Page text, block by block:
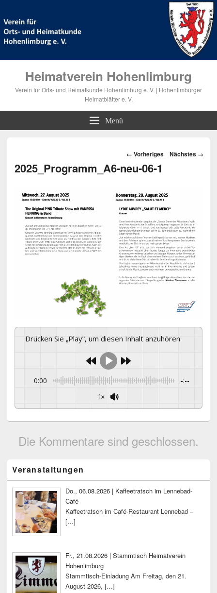
Heimatverein Hohenlimburg
Verein für Orts- und Heimatkunde Hohenlimburg e. V. | Hohenlimburger
Heimatblätter e. V.
Menü
Bilder-
Navigation
← Vorheriges Nächstes →
2025_Programm_A6-neu-06-1
Drücken Sie „Play“, um diesen Inhalt anzuhören
0:00 -:--
1x
Die Kommentare sind geschlossen.
Seitenleisten-
Widgetbereich
Veranstaltungen
Do., 06.08.2026 | Kaffeetratsch im Lennebad-
Café
Kaffeetratsch im Café-Restaurant Lennebad –
[…]
Fr., 21.08.2026 | Stammtisch Heimatverein
Hohenlimburg
Stammtisch-Einladung Am Freitag, den 21.
August 2026, […]